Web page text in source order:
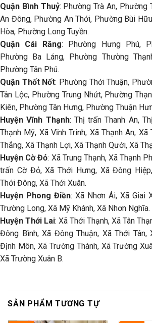
Quận Bình Thuỷ: Phường Trà An, Phường
An Đông, Phường An Thới, Phường Bùi
Hòa, Phường Long Tuyền.
Quận Cái Răng: Phường Hưng Phú,
Phường Ba Láng, Phường Thường
Phường Tân Phú.
Quận Thốt Nốt: Phường Thới Thuận,
Tân Lộc, Phường Trung Nhứt, Phường
Kiên, Phường Tân Hưng, Phường Thuận
Huyện Vĩnh Thạnh: Thị trấn Thanh An,
Thạnh Mỹ, Xã Vĩnh Trinh, Xã Thạnh An, Xã
Thắng, Xã Thạnh Lợi, Xã Thạnh Qưới, Xã
Huyện Cờ Đỏ: Xã Trung Thạnh, Xã Thạnh
trấn Cờ Đỏ, Xã Thới Hưng, Xã Đông
Thới Đông, Xã Thới Xuân.
Huyện Phong Điền: Xã Nhơn Ái, Xã Giai
Trường Long, Xã Mỹ Khánh, Xã Nhơn Nghĩa.
Huyện Thới Lai: Xã Thới Thạnh, Xã Tân
Đông Bình, Xã Đông Thuận, Xã Thới Tân,
Định Môn, Xã Trường Thành, Xã Trường
Xã Trường Xuân B.
SẢN PHẨM TƯƠNG TỰ